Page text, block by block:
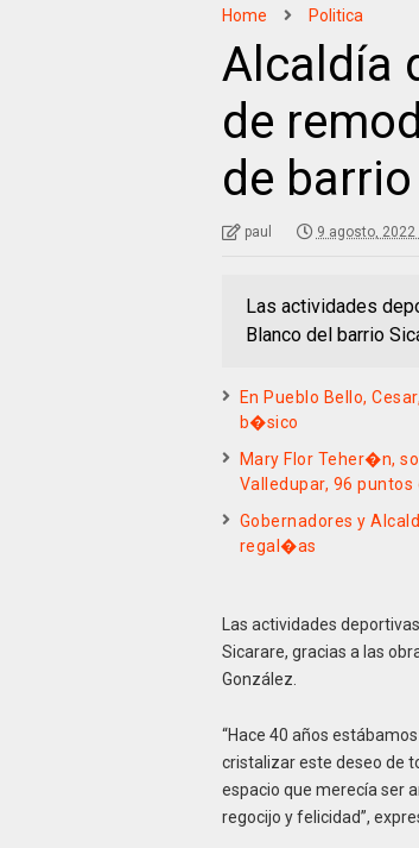
Home Politica
Alcaldía
de
de
paul 9 agosto, 2022
Las actividades
Blanco del barrio
En Pueblo Bello,
b�sico
Mary Flor Teher�n,
Valledupar, 96 puntos
Gobernadores y
regal�as
Las actividades
Sicarare, gracias a las
González.
“Hace 40 años
cristalizar este deseo de
espacio que merecía ser
regocijo y felicidad”,